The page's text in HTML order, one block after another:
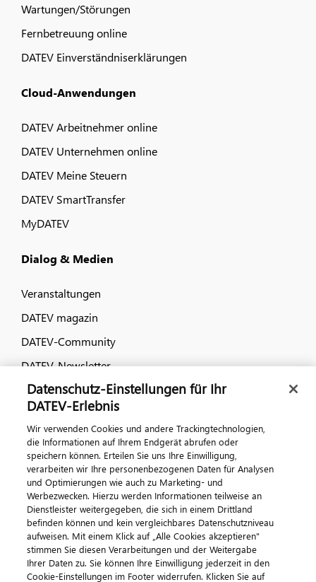
Wartungen/Störungen
Fernbetreuung online
DATEV Einverständniserklärungen
Cloud-Anwendungen
DATEV Arbeitnehmer online
DATEV Unternehmen online
DATEV Meine Steuern
DATEV SmartTransfer
MyDATEV
Dialog & Medien
Veranstaltungen
DATEV magazin
DATEV-Community
DATEV-Newsletter
Kontaktieren Sie uns
© 2026 DATEV eG
ImpressumDatenschutzAGB Kontakt
Cookie-Einstellungen
Datenschutz-Einstellungen für Ihr
DATEV-Erlebnis
Wir verwenden Cookies und andere Trackingtechnologien,
die Informationen auf Ihrem Endgerät abrufen oder
speichern können. Erteilen Sie uns Ihre Einwilligung,
verarbeiten wir Ihre personenbezogenen Daten für Analysen
und Optimierungen wie auch zu Marketing- und
Werbezwecken. Hierzu werden Informationen teilweise an
Dienstleister weitergegeben, die sich in einem Drittland
befinden können und kein vergleichbares Datenschutzniveau
aufweisen. Mit einem Klick auf „Alle Cookies akzeptieren"
stimmen Sie diesen Verarbeitungen und der Weitergabe
Ihrer Daten zu. Sie können Ihre Einwilligung jederzeit in den
Cookie-Einstellungen im Footer widerrufen. Klicken Sie auf